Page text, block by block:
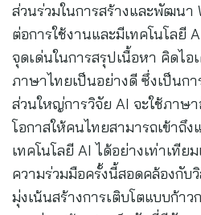
ส่วนร่วมในการสร้างและพัฒนา
ต่อการใช้งานและมีเทคโนโลยี
จุดเด่นในการสรุปเนื้อหา คิดไอ
ภาษาไทยเป็นอย่างดี ซึ่งเป็นก
ส่วนใหญ่การวิจัย AI จะใช้ภาษ
โอกาสให้คนไทยสามารถเข้าถึง
เทคโนโลยี AI ได้อย่างเท่าเที
ความร่วมมือครั้งนี้สอดคล้องกับ
มุ่งเน้นสร้างการเติบโตแบบก้า